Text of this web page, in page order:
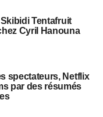
Skibidi Tentafruit
Cyril Hanouna
spectateurs, Netflix
par des résumés